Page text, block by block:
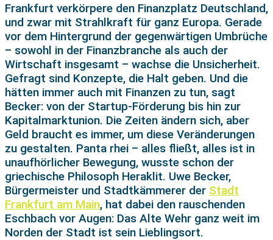
Frankfurt verkörpere den Finanzplatz Deutschland,
und zwar mit Strahlkraft für ganz Europa. Gerade
vor dem Hintergrund der gegenwärtigen Umbrüche
– sowohl in der Finanzbranche als auch der
Wirtschaft insgesamt – wachse die Unsicherheit.
Gefragt sind Konzepte, die Halt geben. Und die
hätten immer auch mit Finanzen zu tun, sagt
Becker: von der Startup-Förderung bis hin zur
Kapitalmarktunion. Die Zeiten ändern sich, aber
Geld braucht es immer, um diese Veränderungen
zu gestalten. Panta rhei – alles fließt, alles ist in
unaufhörlicher Bewegung, wusste schon der
griechische Philosoph Heraklit. Uwe Becker,
Bürgermeister und Stadtkämmerer der Stadt
Frankfurt am Main, hat dabei den rauschenden
Eschbach vor Augen: Das Alte Wehr ganz weit im
Norden der Stadt ist sein Lieblingsort.